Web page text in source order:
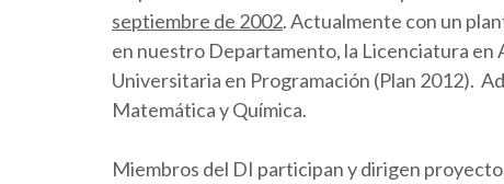
septiembre de 2002. Actualmente con un
en nuestro Departamento, la Licenciatura en
Universitaria en Programación (Plan 2012).
Matemática y Química.
Miembros del DI participan y dirigen